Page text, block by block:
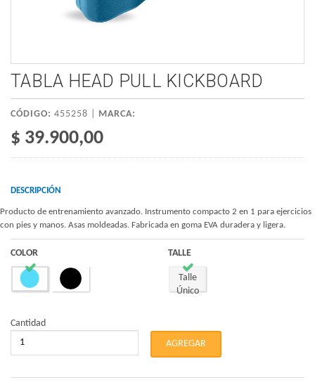
TABLA HEAD PULL KICKBOARD
CÓDIGO: 455258 | MARCA:
$ 39.900,00
DESCRIPCIÓN
Producto de entrenamiento avanzado. Instrumento compacto 2 en 1 para ejercicios
con pies y manos. Asas moldeadas. Fabricada en goma EVA duradera y ligera.
COLOR TALLE
Talle
Único
Cantidad